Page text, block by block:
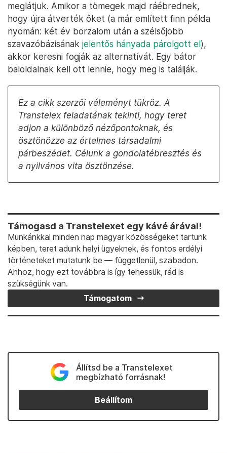
meglátjuk. Amikor a tömegek majd ráébrednek,
hogy újra átverték őket (a már említett finn példa
nyomán: két év borzalom után a szélsőjobb
szavazóbázisának jelentős hányada párolgott el),
akkor keresni fogják az alternatívát. Egy bátor
baloldalnak kell ott lennie, hogy meg is találják.
Ez a cikk szerzői véleményt tükröz. A
Transtelex feladatának tekinti, hogy teret
adjon a különböző nézőpontoknak, és
ösztönözze az értelmes társadalmi
párbeszédet. Célunk a gondolatébresztés és
a nyilvános vita ösztönzése.
Támogasd a Transtelexet egy kávé árával!
Munkánkkal minden nap magyar közösségeket tartunk
képben, teret adunk helyi ügyeknek, és fontos erdélyi
történeteket mutatunk be — függetlenül, szabadon.
Ahhoz, hogy ezt továbbra is így tehessük, rád is
szükségünk van.
Támogatom
Állítsd be a Transtelexet
megbízható forrásnak!
Beállítom